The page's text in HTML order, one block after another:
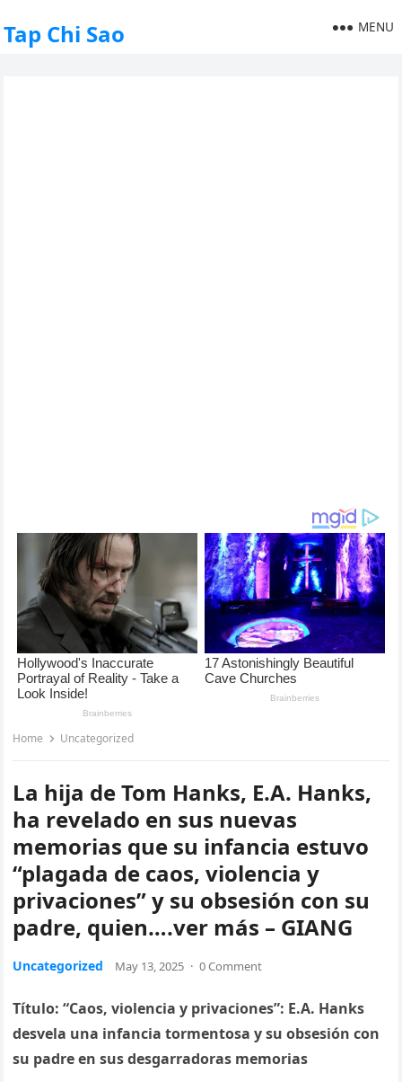
Tap Chi Sao MENU
Home Uncategorized
La hija de Tom Hanks, E.A. Hanks,
ha revelado en sus nuevas
memorias que su infancia estuvo
“plagada de caos, violencia y
privaciones” y su obsesión con su
padre, quien….ver más – GIANG
Uncategorized May 13, 2025 · 0 Comment
Título: “Caos, violencia y privaciones”: E.A. Hanks
desvela una infancia tormentosa y su obsesión con
su padre en sus desgarradoras memorias